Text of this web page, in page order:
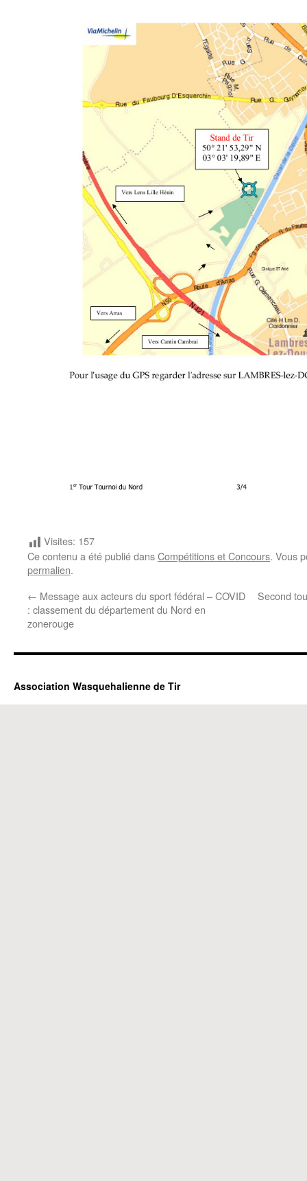
Visites: 157
Ce contenu a été publié dansCompétitions et Concours. Vous
permalien.
← Message aux acteurs du sport fédéral – COVID
: classement du département du Nord en
zonerouge
Second
Association Wasquehalienne de Tir